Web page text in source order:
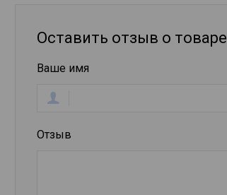
Оставить отзыв о товаре
Ваше имя
Отзыв